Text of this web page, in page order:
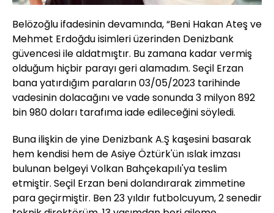
Belözoğlu ifadesinin devamında, “Beni Hakan Ateş ve
Mehmet Erdoğdu isimleri üzerinden Denizbank
güvencesi ile aldatmıştır. Bu zamana kadar vermiş
olduğum hiçbir parayı geri alamadım. Seçil Erzan
bana yatırdığım paraların 03/05/2023 tarihinde
vadesinin dolacağını ve vade sonunda 3 milyon 892
bin 980 doları tarafıma iade edileceğini söyledi.
Buna ilişkin de yine Denizbank A.Ş kaşesini basarak
hem kendisi hem de Asiye Öztürk'ün ıslak imzası
bulunan belgeyi Volkan Bahçekapılı'ya teslim
etmiştir. Seçil Erzan beni dolandırarak zimmetine
para geçirmiştir. Ben 23 yıldır futbolcuyum, 2 senedir